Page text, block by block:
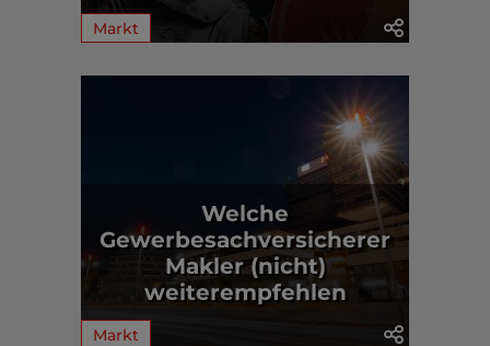
Markt
Welche
Gewerbesachversicherer
Makler (nicht)
weiterempfehlen
Markt